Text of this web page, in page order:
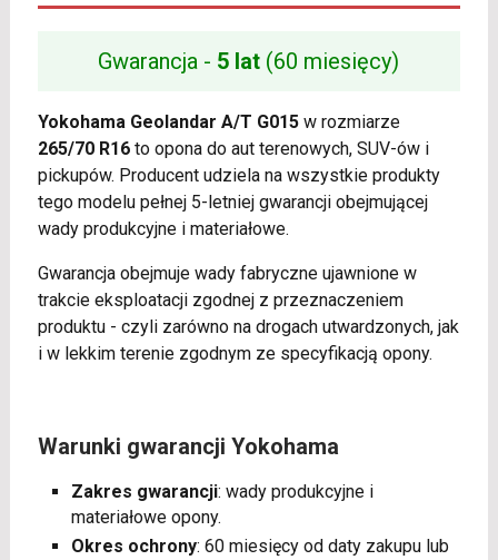
Gwarancja - 5 lat (60 miesięcy)
Yokohama Geolandar A/T G015w rozmiarze
265/70 R16to opona do aut terenowych, SUV-ów i
pickupów. Producent udziela na wszystkie produkty
tego modelu pełnej 5-letniej gwarancji obejmującej
wady produkcyjne i materiałowe.
Gwarancja obejmuje wady fabryczne ujawnione w
trakcie eksploatacji zgodnej z przeznaczeniem
produktu - czyli zarówno na drogach utwardzonych, jak
i w lekkim terenie zgodnym ze specyfikacją opony.
Warunki gwarancji Yokohama
Zakres gwarancji: wady produkcyjne i
materiałowe opony.
Okres ochrony: 60 miesięcy od daty zakupu lub